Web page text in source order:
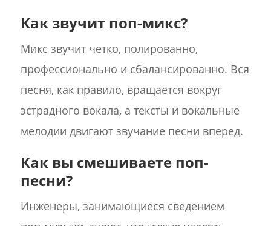
Как звучит поп-микс?
Микс звучит четко, полированно,
профессионально и сбалансированно. Вся
песня, как правило, вращается вокруг
эстрадного вокала, а тексты и вокальные
мелодии двигают звучание песни вперед.
Как вы смешиваете поп-
песни?
Инженеры, занимающиеся сведением